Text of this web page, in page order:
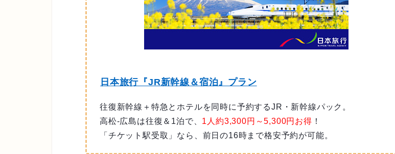
日本旅行『JR新幹線＆宿泊』プラン
往復新幹線＋特急とホテルを同時に予約するJR・新幹線パック。
高松-広島は往復＆1泊で、 1人約3,300円～5,300円お得 ！
「チケット駅受取」なら、前日の16時まで格安予約が可能。